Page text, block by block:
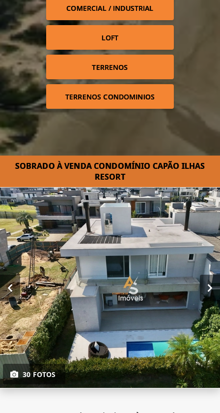
COMERCIAL / INDUSTRIAL
LOFT
TERRENOS
TERRENOS CONDOMINIOS
SOBRADO À VENDA CONDOMÍNIO CAPÃO ILHAS
RESORT
30 FOTOS